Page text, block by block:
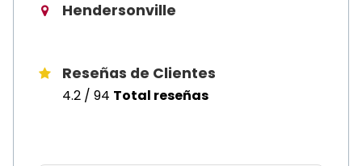
Hendersonville
Reseñas de Clientes
4.2 / 94 Total reseñas